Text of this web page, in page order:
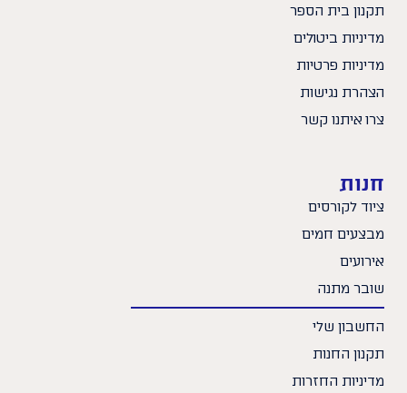
תקנון בית הספר
מדיניות ביטולים
מדיניות פרטיות
הצהרת נגישות
צרו איתנו קשר
חנות
ציוד לקורסים
מבצעים חמים
אירועים
שובר מתנה
החשבון שלי
תקנון החנות
מדיניות החזרות